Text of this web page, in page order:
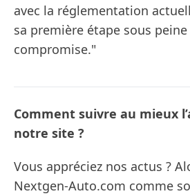
avec la réglementation
sa première étape sous
compromise."
Comment suivre au mieux
notre site ?
Vous appréciez nos actus ?
Nextgen-Auto.com comme